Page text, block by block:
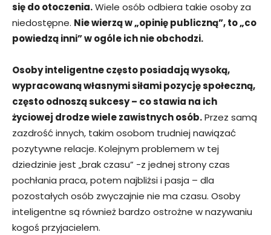
się do otoczenia.Wiele osób odbiera takie osoby za
niedostępne. Nie wierzą w „opinię publiczną”, to „co
powiedzą inni” w ogóle ich nie obchodzi.
Osoby inteligentne często posiadają wysoką,
wypracowaną własnymi siłami pozycję społeczną,
często odnoszą sukcesy – co stawia na ich
życiowej drodze wiele zawistnych osób.Przez samą
zazdrość innych, takim osobom trudniej nawiązać
pozytywne relacje. Kolejnym problemem w tej
dziedzinie jest „brak czasu” -z jednej strony czas
pochłania praca, potem najbliżsi i pasja – dla
pozostałych osób zwyczajnie nie ma czasu. Osoby
inteligentne są również bardzo ostrożne w nazywaniu
kogoś przyjacielem.